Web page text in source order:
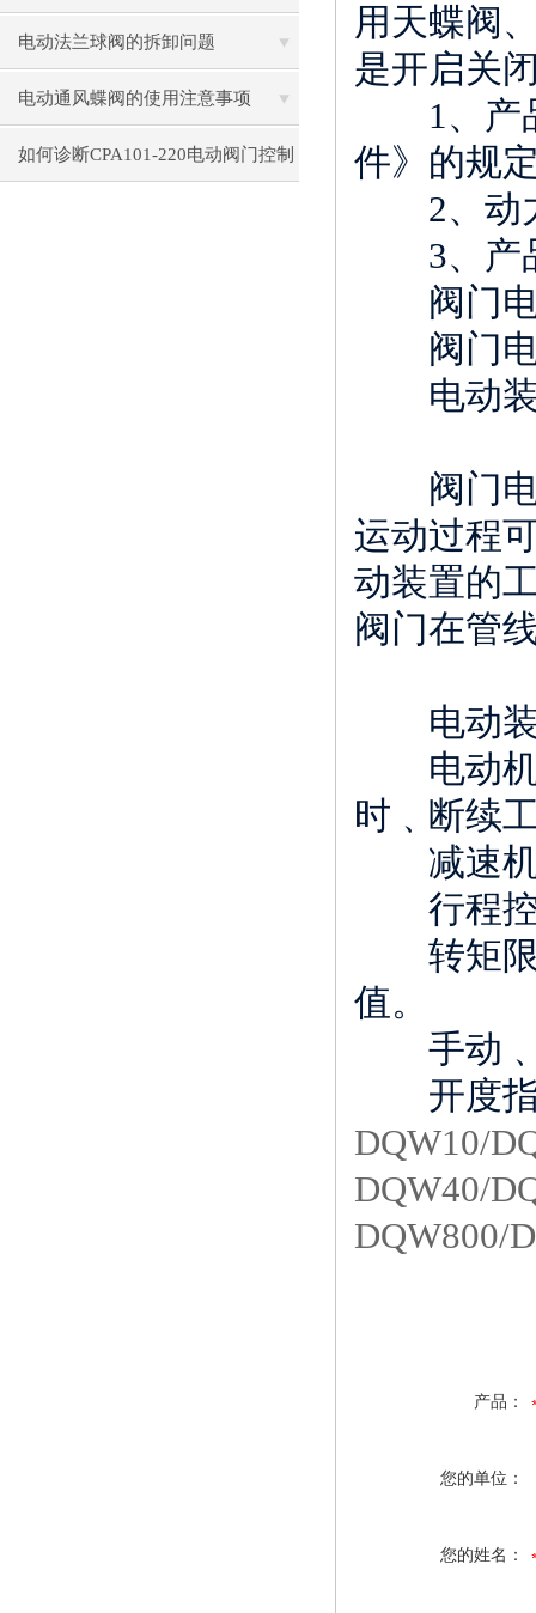
电动法兰球阀的拆卸问题
电动通风蝶阀的使用注意事项
如何诊断CPA101-220电动阀门控制
用天蝶阀
是开启关
1、产
件》的规
2、动
3、产
阀门电
阀门电
电动装
阀门电
运动过程
动装置的
阀门在管
电动装
电动机
时﹑断续
减速机
行程控
转矩限
值。
手动﹑
开度指
DQW10/
DQW40/
DQW800/
产品：
您的单位：
您的姓名：